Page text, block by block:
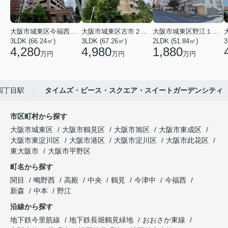
大阪市城東区今福西６丁目
3LDK (66.24㎡)
4,280万円
大阪市城東区古市２丁目
3LDK (67.26㎡)
4,980万円
大阪市城東区野江１丁目
2LDK (51.84㎡)
1,880万円
丁目駅 タイムズ・ピース・スクエア・スイートガーデンシティ
市区町村から探す
大阪市城東区
大阪市鶴見区 大阪市旭区
大阪市東成区
大阪市東淀川区
大阪市港区 大阪市淀川区
大阪市此花区
東大阪市
大阪市平野区
町名から探す
関目
鴫野西 高殿 中央 鶴見 今津中
今福西
新森
中本
野江
沿線から探す
地下鉄今里筋線
地下鉄長堀鶴見緑地
おおさか東線